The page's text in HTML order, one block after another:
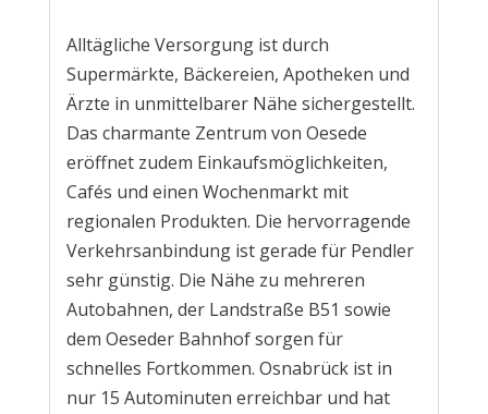
Alltägliche Versorgung ist durch
Supermärkte, Bäckereien, Apotheken und
Ärzte in unmittelbarer Nähe sichergestellt.
Das charmante Zentrum von Oesede
eröffnet zudem Einkaufsmöglichkeiten,
Cafés und einen Wochenmarkt mit
regionalen Produkten. Die hervorragende
Verkehrsanbindung ist gerade für Pendler
sehr günstig. Die Nähe zu mehreren
Autobahnen, der Landstraße B51 sowie
dem Oeseder Bahnhof sorgen für
schnelles Fortkommen. Osnabrück ist in
nur 15 Autominuten erreichbar und hat